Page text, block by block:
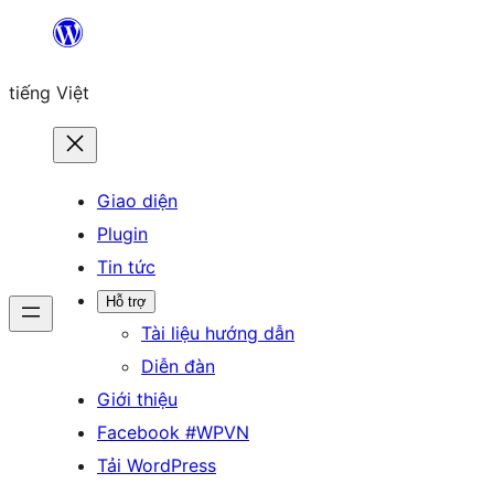
Chuyển
phần
tiếng Việt
Giao diện
Plugin
Tin tức
Hỗ trợ
Tài liệu hướng dẫn
Diễn đàn
Giới thiệu
Facebook #WPVN
Tải WordPress